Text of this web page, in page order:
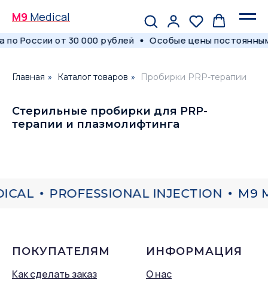
M9 Medical
России от 30 000 рублей Особые цены
Главная » Каталог товаров » Пробирки PRP-терапии
Стерильные пробирки для PRP-
терапии и плазмолифтинга
PROFESSIONAL INJECTION M9
ПОКУПАТЕЛЯМ
Как сделать заказ
ИНФОРМАЦИЯ
О нас